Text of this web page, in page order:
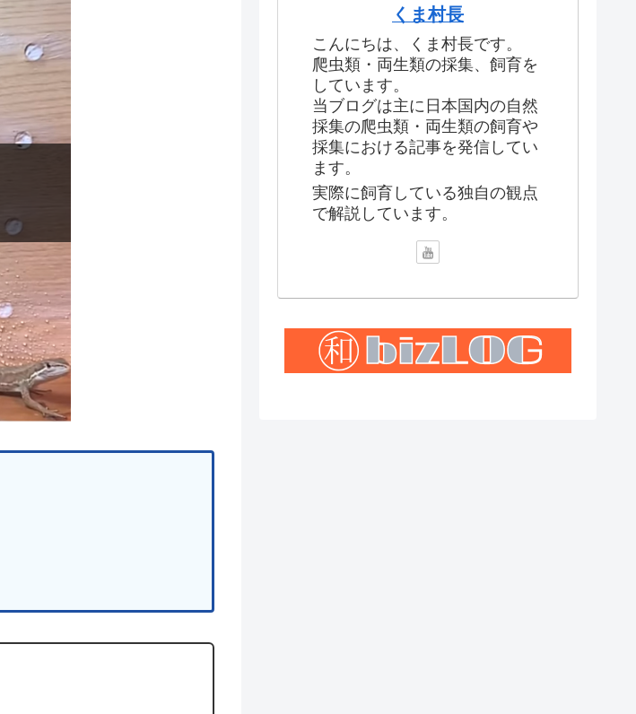
くま村長
こんにちは、くま村長です。
爬虫類・両生類の採集、飼育を
しています。
当ブログは主に日本国内の自然
採集の爬虫類・両生類の飼育や
採集における記事を発信してい
ます。
実際に飼育している独自の観点
で解説しています。